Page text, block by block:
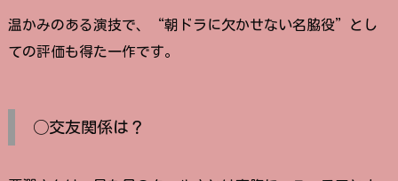
温かみのある演技で、“朝ドラに欠かせない名脇役”とし
ての評価も得た一作です。
◯交友関係は？